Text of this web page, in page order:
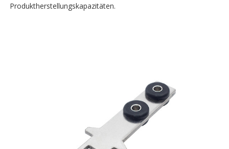
Produktherstellungskapazitäten.